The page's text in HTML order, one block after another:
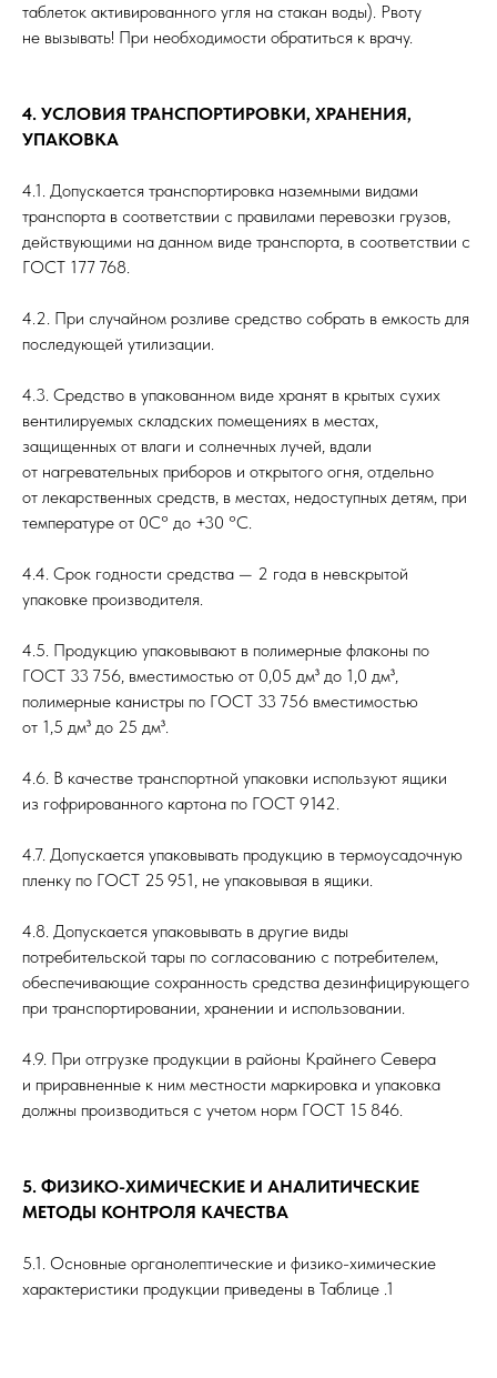
таблеток активированного угля на стакан воды). Рвоту
не вызывать! При необходимости обратиться к врачу.
4. УСЛОВИЯ ТРАНСПОРТИРОВКИ, ХРАНЕНИЯ,
УПАКОВКА
4.1. Допускается транспортировка наземными видами
транспорта в соответствии с правилами перевозки грузов,
действующими на данном виде транспорта, в соответствии с
ГОСТ 177 768.
4.2. При случайном розливе средство собрать в емкость для
последующей утилизации.
4.3. Средство в упакованном виде хранят в крытых сухих
вентилируемых складских помещениях в местах,
защищенных от влаги и солнечных лучей, вдали
от нагревательных приборов и открытого огня, отдельно
от лекарственных средств, в местах, недоступных детям, при
температуре от 0С° до +30 °С.
4.4. Срок годности средства — 2 года в невскрытой
упаковке производителя.
4.5. Продукцию упаковывают в полимерные флаконы по
ГОСТ 33 756, вместимостью от 0,05 дм³ до 1,0 дм³,
полимерные канистры по ГОСТ 33 756 вместимостью
от 1,5 дм³ до 25 дм³.
4.6. В качестве транспортной упаковки используют ящики
из гофрированного картона по ГОСТ 9142.
4.7. Допускается упаковывать продукцию в термоусадочную
пленку по ГОСТ 25 951, не упаковывая в ящики.
4.8. Допускается упаковывать в другие виды
потребительской тары по согласованию с потребителем,
обеспечивающие сохранность средства дезинфицирующего
при транспортировании, хранении и использовании.
4.9. При отгрузке продукции в районы Крайнего Севера
и приравненные к ним местности маркировка и упаковка
должны производиться с учетом норм ГОСТ 15 846.
5. ФИЗИКО-ХИМИЧЕСКИЕ И АНАЛИТИЧЕСКИЕ
МЕТОДЫ КОНТРОЛЯ КАЧЕСТВА
5.1. Основные органолептические и физико-химические
характеристики продукции приведены в Таблице .1